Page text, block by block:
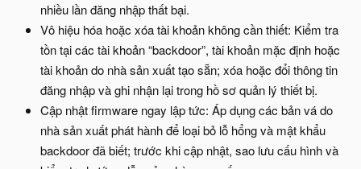
nhiều lần đăng nhập thất bại.
Vô hiệu hóa hoặc xóa tài khoản không cần thiết: Kiểm tra
tồn tại các tài khoản “backdoor”, tài khoản mặc định hoặc
tài khoản do nhà sản xuất tạo sẵn; xóa hoặc đổi thông tin
đăng nhập và ghi nhận lại trong hồ sơ quản lý thiết bị.
Cập nhật firmware ngay lập tức: Áp dụng các bản vá do
nhà sản xuất phát hành để loại bỏ lỗ hổng và mật khẩu
backdoor đã biết; trước khi cập nhật, sao lưu cấu hình và